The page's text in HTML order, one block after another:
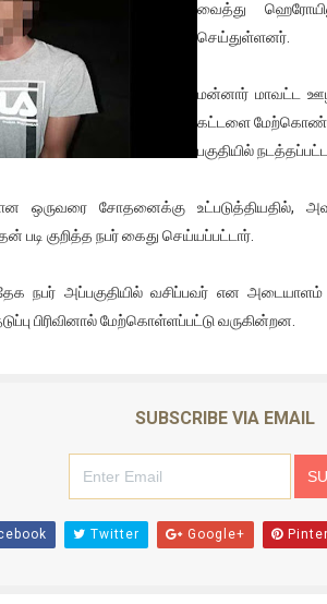
2021 Scotland ல் நடைபெறும் கண்டனப்
மற்றும் தன்னிடம் படித்த மாணவர்கள்
கடத்தப்படும் நிலையில் இலங்கைத் தமிழ்
இளைஞன் உயிரிழப்பு -
பாலியல் வன்கொடுமை செய்த
நீதிமன்றம் விதித்துள்ள அதிரடி உத்தரவு!
லெப்.கேணல் திலீபன், கேணல் சங்கர்
சீரற்ற காலநிலையிலும் தமிழின
வைத்து
செய்துள்ளனர்.
மன்னார் மாவட்ட
கட்டளை மேற்கொண்ட
பகுதியில்
ஒருவரை சோதனைக்கு உட்படுத்தியதில்,
படி குறித்த நபர் கைது செய்யப்பட்டார்.
நபர் அப்பகுதியில் வசிப்பவர் என
பிரிவினால் மேற்கொள்ளப்பட்டு வருகின்றன.
SUBSCRIBE VIA EMAIL
Twitter Google+